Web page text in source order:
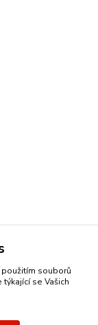
použitím souborů
se Vašich